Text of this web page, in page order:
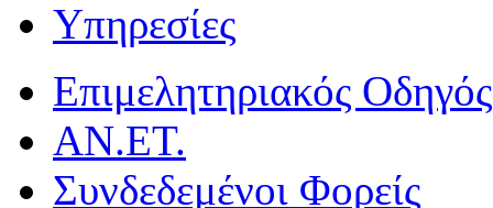
Υπηρεσίες
Επιμελητηριακός Οδηγός
ΑΝ.ΕΤ.
Συνδεδεμένοι Φορείς